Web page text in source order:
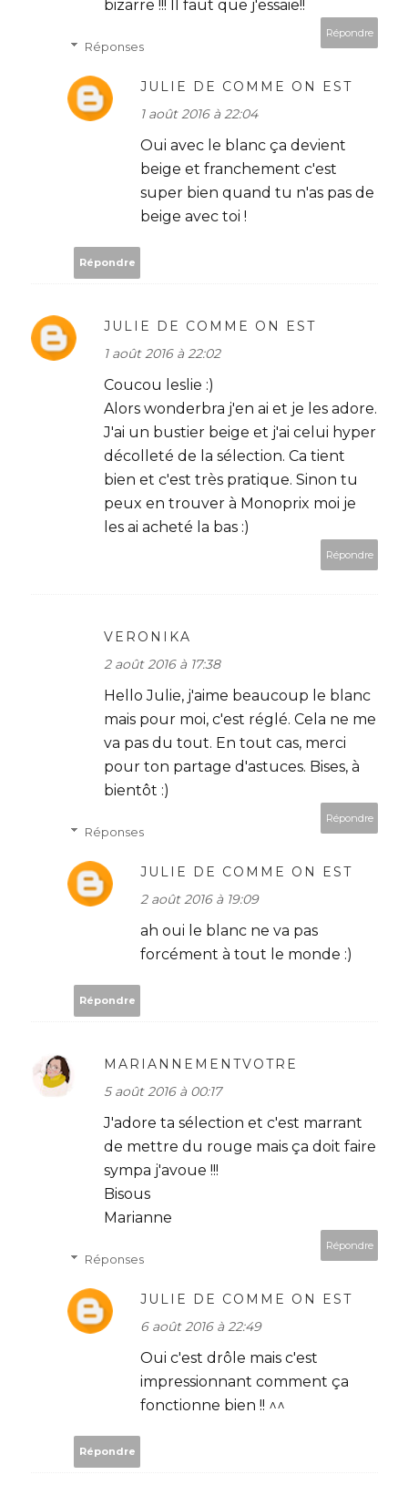
bizarre !!! Il faut que j'essaie!!
Répondre
Réponses
JULIE DE COMME ON EST
1 août 2016 à 22:04
Oui avec le blanc ça devient
beige et franchement c'est
super bien quand tu n'as pas de
beige avec toi !
Répondre
JULIE DE COMME ON EST
1 août 2016 à 22:02
Coucou leslie :)
Alors wonderbra j'en ai et je les adore.
J'ai un bustier beige et j'ai celui hyper
décolleté de la sélection. Ca tient
bien et c'est très pratique. Sinon tu
peux en trouver à Monoprix moi je
les ai acheté la bas :)
Répondre
VERONIKA
2 août 2016 à 17:38
Hello Julie, j'aime beaucoup le blanc
mais pour moi, c'est réglé. Cela ne me
va pas du tout. En tout cas, merci
pour ton partage d'astuces. Bises, à
bientôt :)
Répondre
Réponses
JULIE DE COMME ON EST
2 août 2016 à 19:09
ah oui le blanc ne va pas
forcément à tout le monde :)
Répondre
MARIANNEMENTVOTRE
5 août 2016 à 00:17
J'adore ta sélection et c'est marrant
de mettre du rouge mais ça doit faire
sympa j'avoue !!!
Bisous
Marianne
Répondre
Réponses
JULIE DE COMME ON EST
6 août 2016 à 22:49
Oui c'est drôle mais c'est
impressionnant comment ça
fonctionne bien !! ^^
Répondre